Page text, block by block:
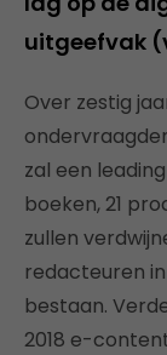
uitgeefvak
Over zestig
zal een
boeken, 21
zullen
redacteuren
bestaan.
2018 e-